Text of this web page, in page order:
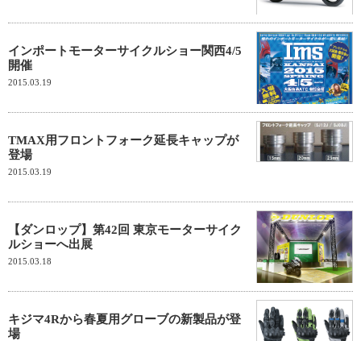
インポートモーターサイクルショー関西4/5
開催
2015.03.19
TMAX用フロントフォーク延長キャップが
登場
2015.03.19
【ダンロップ】第42回 東京モーターサイク
ルショーへ出展
2015.03.18
キジマ4Rから春夏用グローブの新製品が登
場